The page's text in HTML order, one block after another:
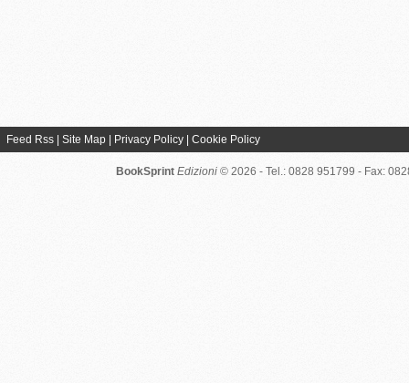
Feed Rss Site Map Privacy Policy Cookie Policy
BookSprint Edizioni © 2026 - Tel.: 0828 951799 - Fax: